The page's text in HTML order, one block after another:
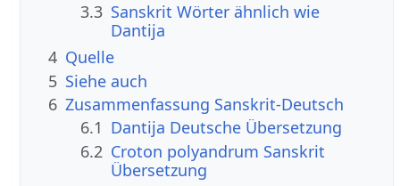
3.3 Sanskrit Wörter ähnlich wie
Dantija
4 Quelle
5 Siehe auch
6 Zusammenfassung Sanskrit-Deutsch
6.1 Dantija Deutsche Übersetzung
6.2 Croton polyandrum Sanskrit
Übersetzung